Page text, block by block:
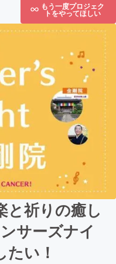
もう一度プロジェク
トをやってほしい
と祈りの癒し
サーズナイ
たい！